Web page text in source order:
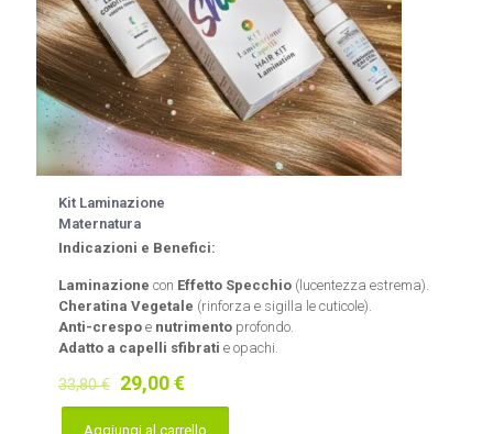
Kit Laminazione
Maternatura
Indicazioni e Benefici:
Laminazione con Effetto Specchio (lucentezza estrema).
Cheratina Vegetale (rinforza e sigilla le cuticole).
Anti-crespo e nutrimento profondo.
Adatto a capelli sfibrati e opachi.
33,80€ Il
prezzo
originale
29,00€Il
prezzo
attuale
Aggiungi al carrello